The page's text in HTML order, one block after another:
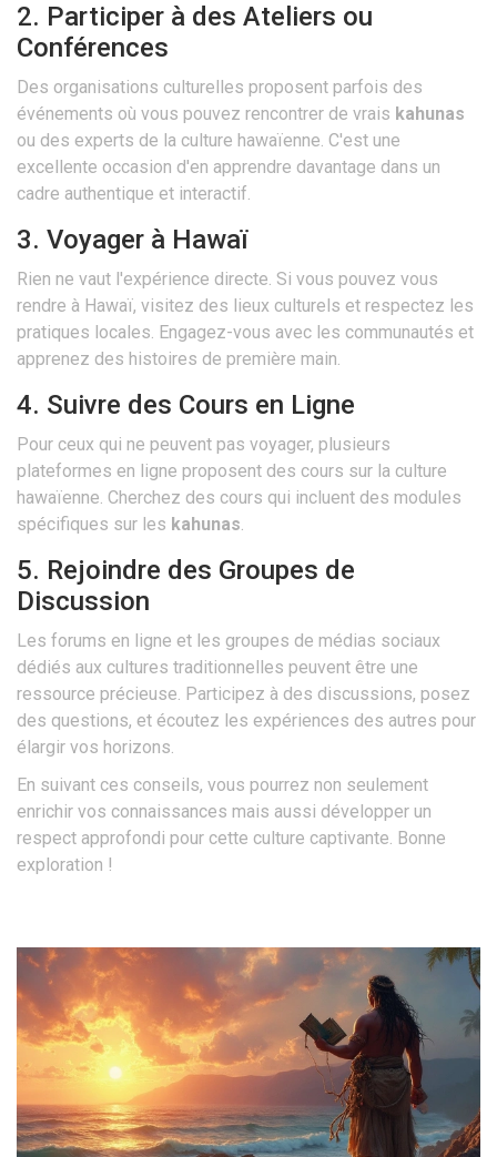
2. Participer à des Ateliers ou
Conférences
Des organisations culturelles proposent parfois des
événements où vous pouvez rencontrer de vrais kahunas
ou des experts de la culture hawaïenne. C'est une
excellente occasion d'en apprendre davantage dans un
cadre authentique et interactif.
3. Voyager à Hawaï
Rien ne vaut l'expérience directe. Si vous pouvez vous
rendre à Hawaï, visitez des lieux culturels et respectez les
pratiques locales. Engagez-vous avec les communautés et
apprenez des histoires de première main.
4. Suivre des Cours en Ligne
Pour ceux qui ne peuvent pas voyager, plusieurs
plateformes en ligne proposent des cours sur la culture
hawaïenne. Cherchez des cours qui incluent des modules
spécifiques sur les kahunas.
5. Rejoindre des Groupes de
Discussion
Les forums en ligne et les groupes de médias sociaux
dédiés aux cultures traditionnelles peuvent être une
ressource précieuse. Participez à des discussions, posez
des questions, et écoutez les expériences des autres pour
élargir vos horizons.
En suivant ces conseils, vous pourrez non seulement
enrichir vos connaissances mais aussi développer un
respect approfondi pour cette culture captivante. Bonne
exploration !